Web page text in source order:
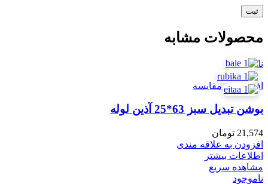
محصولات مشابه
ناموجود
افزودن به مقایسه
بوشن تبدیل سبز 63*25 آذین لوله
21,574 تومان
افزودن به علاقه مندی
اطلاعات بیشتر
مشاهده سریع
ناموجود